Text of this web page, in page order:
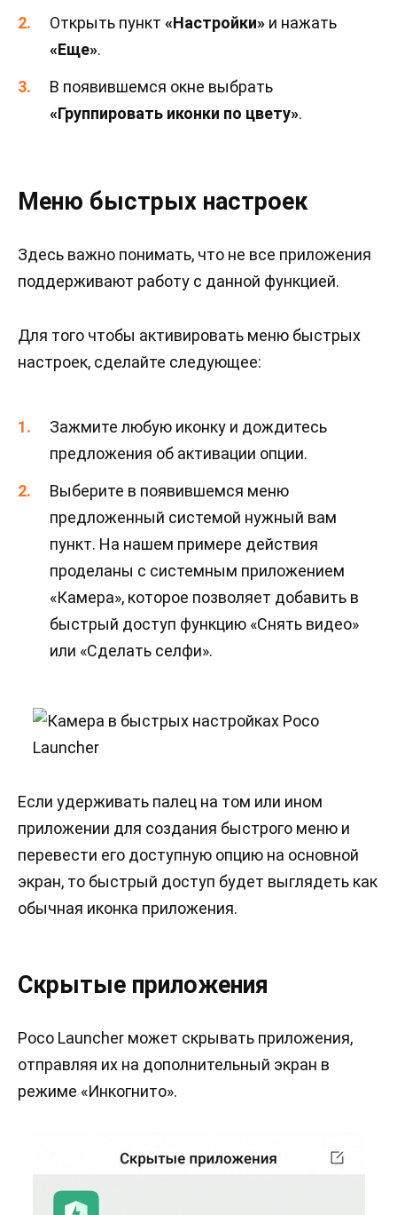
Открыть пункт «Настройки» и нажать
«Еще».
В появившемся окне выбрать
«Группировать иконки по цвету».
Меню быстрых настроек
Здесь важно понимать, что не все приложения
поддерживают работу с данной функцией.
Для того чтобы активировать меню быстрых
настроек, сделайте следующее:
Зажмите любую иконку и дождитесь
предложения об активации опции.
Выберите в появившемся меню
предложенный системой нужный вам
пункт. На нашем примере действия
проделаны с системным приложением
«Камера», которое позволяет добавить в
быстрый доступ функцию «Снять видео»
или «Сделать селфи».
Если удерживать палец на том или ином
приложении для создания быстрого меню и
перевести его доступную опцию на основной
экран, то быстрый доступ будет выглядеть как
обычная иконка приложения.
Скрытые приложения
Poco Launcher может скрывать приложения,
отправляя их на дополнительный экран в
режиме «Инкогнито».